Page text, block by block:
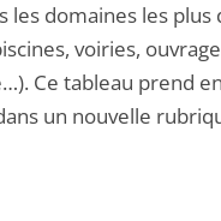
les domaines les plus
voiries,
Ce tableau prend en
un nouvelle